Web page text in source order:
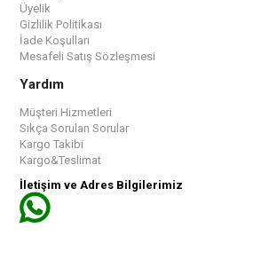
Üyelik
Gizlilik Politikası
İade Koşulları
Mesafeli Satış Sözleşmesi
Yardım
Müşteri Hizmetleri
Sıkça Sorulan Sorular
Kargo Takibi
Kargo&Teslimat
İletişim ve Adres Bilgilerimiz